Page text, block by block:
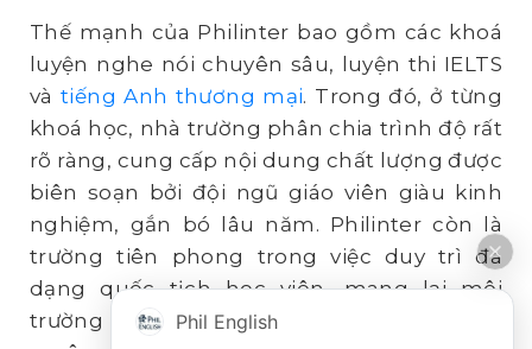
Thế mạnh của Philinter bao gồm các khoá
luyện nghe nói chuyên sâu, luyện thi IELTS
vàtiếng Anh thương mại. Trong đó, ở từng
khoá học, nhà trường phân chia trình độ rất
rõ ràng, cung cấp nội dung chất lượng được
biên soạn bởi đội ngũ giáo viên giàu kinh
nghiệm, gắn bó lâu năm. Philinter còn là
trường tiên phong trong việc duy trì đa
dạng quốc tịch học viên, mang lại môi
trường nói và sử dụng tiếng Anh thường
Phil English